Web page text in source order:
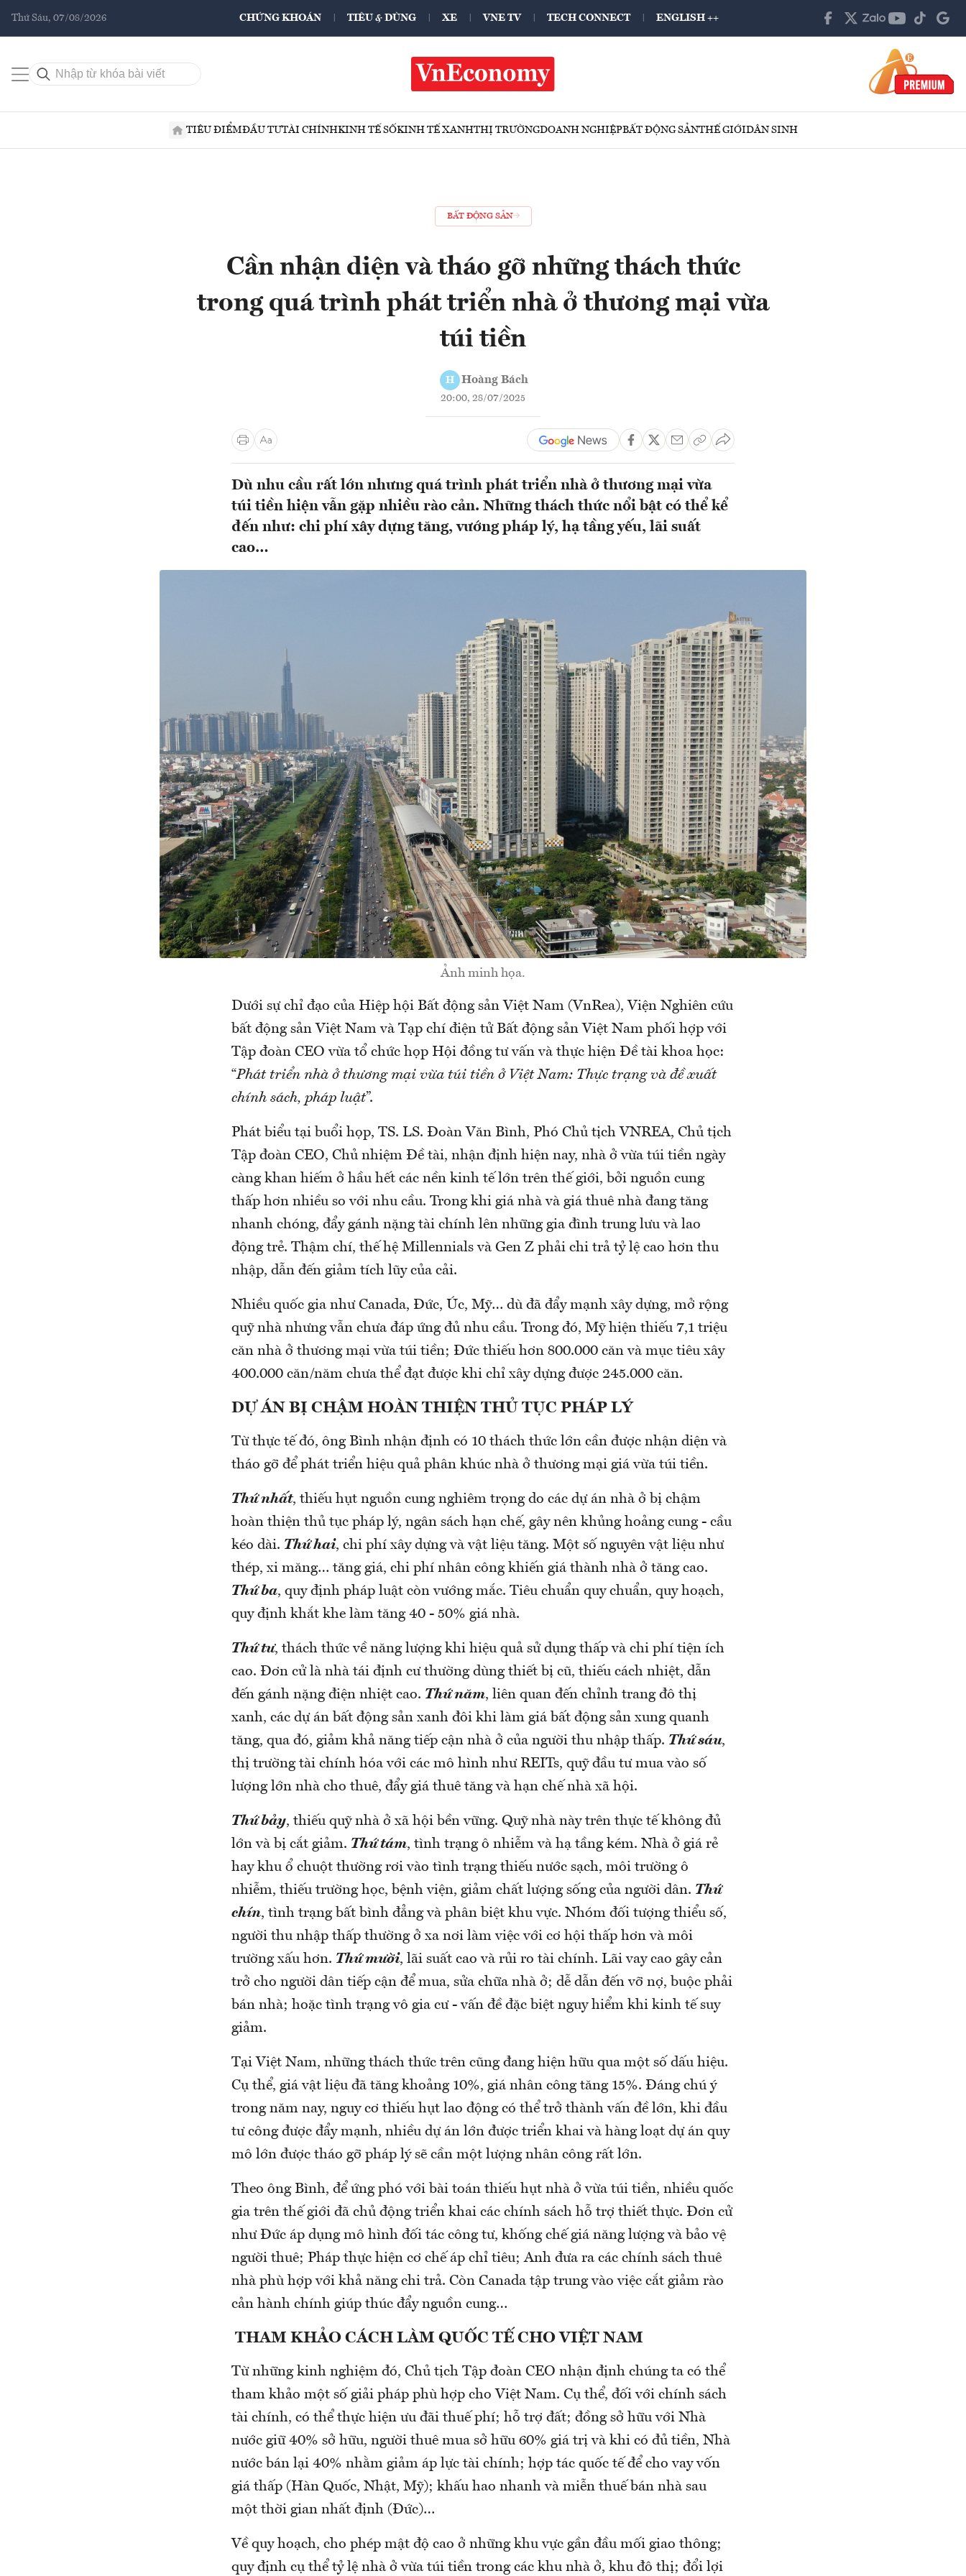
Thứ Sáu, 07/08/2026 CHỨNG KHOÁN TIÊU & DÙNG XE VNE TV TECH CONNECT ENGLISH ++
TIÊU ĐIỂMĐẦU TƯTÀI CHÍNHKINH TẾ SỐKINH TẾ XANHTHỊ TRƯỜNGDOANH NGHIỆPBẤT ĐỘNG SẢNTHẾ GIỚIDÂN SINH
BẤT ĐỘNG SẢN
Cần nhận diện và tháo gỡ những thách thức
trong quá trình phát triển nhà ở thương mại vừa
túi tiền
H Hoàng Bách
20:00, 28/07/2025
Dù nhu cầu rất lớn nhưng quá trình phát triển nhà ở thương mại vừa
túi tiền hiện vẫn gặp nhiều rào cản. Những thách thức nổi bật có thể kể
đến như: chi phí xây dựng tăng, vướng pháp lý, hạ tầng yếu, lãi suất
cao…
Ảnh minh họa.
Dưới sự chỉ đạo của Hiệp hội Bất động sản Việt Nam (VnRea), Viện Nghiên cứu
bất động sản Việt Nam và Tạp chí điện tử Bất động sản Việt Nam phối hợp với
Tập đoàn CEO vừa tổ chức họp Hội đồng tư vấn và thực hiện Đề tài khoa học:
“Phát triển nhà ở thương mại vừa túi tiền ở Việt Nam: Thực trạng và đề xuất
chính sách, pháp luật”.
Phát biểu tại buổi họp, TS. LS. Đoàn Văn Bình, Phó Chủ tịch VNREA, Chủ tịch
Tập đoàn CEO, Chủ nhiệm Đề tài, nhận định hiện nay, nhà ở vừa túi tiền ngày
càng khan hiếm ở hầu hết các nền kinh tế lớn trên thế giới, bởi nguồn cung
thấp hơn nhiều so với nhu cầu. Trong khi giá nhà và giá thuê nhà đang tăng
nhanh chóng, đẩy gánh nặng tài chính lên những gia đình trung lưu và lao
động trẻ. Thậm chí, thế hệ Millennials và Gen Z phải chi trả tỷ lệ cao hơn thu
nhập, dẫn đến giảm tích lũy của cải.
Nhiều quốc gia như Canada, Đức, Úc, Mỹ… dù đã đẩy mạnh xây dựng, mở rộng
quỹ nhà nhưng vẫn chưa đáp ứng đủ nhu cầu. Trong đó, Mỹ hiện thiếu 7,1 triệu
căn nhà ở thương mại vừa túi tiền; Đức thiếu hơn 800.000 căn và mục tiêu xây
400.000 căn/năm chưa thể đạt được khi chỉ xây dựng được 245.000 căn.
DỰ ÁN BỊ CHẬM HOÀN THIỆN THỦ TỤC PHÁP LÝ
Từ thực tế đó, ông Bình nhận định có 10 thách thức lớn cần được nhận diện và
tháo gỡ để phát triển hiệu quả phân khúc nhà ở thương mại giá vừa túi tiền.
Thứ nhất, thiếu hụt nguồn cung nghiêm trọng do các dự án nhà ở bị chậm
hoàn thiện thủ tục pháp lý, ngân sách hạn chế, gây nên khủng hoảng cung - cầu
kéo dài. Thứ hai, chi phí xây dựng và vật liệu tăng. Một số nguyên vật liệu như
thép, xi măng… tăng giá, chi phí nhân công khiến giá thành nhà ở tăng cao.
Thứ ba, quy định pháp luật còn vướng mắc. Tiêu chuẩn quy chuẩn, quy hoạch,
quy định khắt khe làm tăng 40 - 50% giá nhà.
Thứ tư, thách thức về năng lượng khi hiệu quả sử dụng thấp và chi phí tiện ích
cao. Đơn cử là nhà tái định cư thường dùng thiết bị cũ, thiếu cách nhiệt, dẫn
đến gánh nặng điện nhiệt cao. Thứ năm, liên quan đến chỉnh trang đô thị
xanh, các dự án bất động sản xanh đôi khi làm giá bất động sản xung quanh
tăng, qua đó, giảm khả năng tiếp cận nhà ở của người thu nhập thấp. Thứ sáu,
thị trường tài chính hóa với các mô hình như REITs, quỹ đầu tư mua vào số
lượng lớn nhà cho thuê, đẩy giá thuê tăng và hạn chế nhà xã hội.
Thứ bảy, thiếu quỹ nhà ở xã hội bền vững. Quỹ nhà này trên thực tế không đủ
lớn và bị cắt giảm. Thứ tám, tình trạng ô nhiễm và hạ tầng kém. Nhà ở giá rẻ
hay khu ổ chuột thường rơi vào tình trạng thiếu nước sạch, môi trường ô
nhiễm, thiếu trường học, bệnh viện, giảm chất lượng sống của người dân. Thứ
chín, tình trạng bất bình đẳng và phân biệt khu vực. Nhóm đối tượng thiểu số,
người thu nhập thấp thường ở xa nơi làm việc với cơ hội thấp hơn và môi
trường xấu hơn. Thứ mười, lãi suất cao và rủi ro tài chính. Lãi vay cao gây cản
trở cho người dân tiếp cận để mua, sửa chữa nhà ở; dễ dẫn đến vỡ nợ, buộc phải
bán nhà; hoặc tình trạng vô gia cư - vấn đề đặc biệt nguy hiểm khi kinh tế suy
giảm.
Tại Việt Nam, những thách thức trên cũng đang hiện hữu qua một số dấu hiệu.
Cụ thể, giá vật liệu đã tăng khoảng 10%, giá nhân công tăng 15%. Đáng chú ý
trong năm nay, nguy cơ thiếu hụt lao động có thể trở thành vấn đề lớn, khi đầu
tư công được đẩy mạnh, nhiều dự án lớn được triển khai và hàng loạt dự án quy
mô lớn được tháo gỡ pháp lý sẽ cần một lượng nhân công rất lớn.
Theo ông Bình, để ứng phó với bài toán thiếu hụt nhà ở vừa túi tiền, nhiều quốc
gia trên thế giới đã chủ động triển khai các chính sách hỗ trợ thiết thực. Đơn cử
như Đức áp dụng mô hình đối tác công tư, khống chế giá năng lượng và bảo vệ
người thuê; Pháp thực hiện cơ chế áp chỉ tiêu; Anh đưa ra các chính sách thuê
nhà phù hợp với khả năng chi trả. Còn Canada tập trung vào việc cắt giảm rào
cản hành chính giúp thúc đẩy nguồn cung…
THAM KHẢO CÁCH LÀM QUỐC TẾ CHO VIỆT NAM
Từ những kinh nghiệm đó, Chủ tịch Tập đoàn CEO nhận định chúng ta có thể
tham khảo một số giải pháp phù hợp cho Việt Nam. Cụ thể, đối với chính sách
tài chính, có thể thực hiện ưu đãi thuế phí; hỗ trợ đất; đồng sở hữu với Nhà
nước giữ 40% sở hữu, người thuê mua sở hữu 60% giá trị và khi có đủ tiền, Nhà
nước bán lại 40% nhằm giảm áp lực tài chính; hợp tác quốc tế để cho vay vốn
giá thấp (Hàn Quốc, Nhật, Mỹ); khấu hao nhanh và miễn thuế bán nhà sau
một thời gian nhất định (Đức)…
Về quy hoạch, cho phép mật độ cao ở những khu vực gần đầu mối giao thông;
quy định cụ thể tỷ lệ nhà ở vừa túi tiền trong các khu nhà ở, khu đô thị; đổi lợi